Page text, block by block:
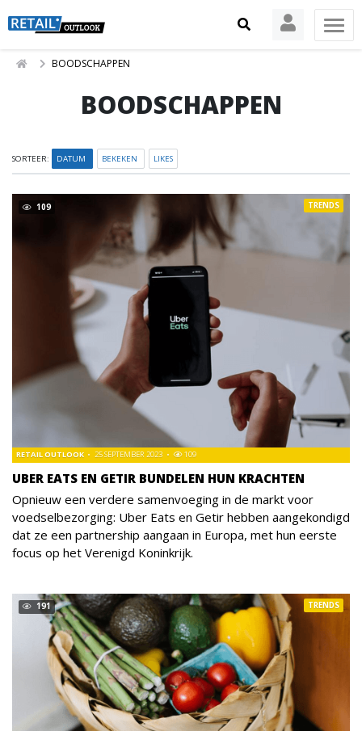
BOODSCHAPPEN
BOODSCHAPPEN
SORTEER: DATUM BEKEKEN LIKES
109
UBER EATS EN GETIR BUNDELEN HUN KRACHTEN
RETAIL OUTLOOK 25 SEPTEMBER 2023 109
TRENDS
Opnieuw een verdere samenvoeging in de markt voor
voedselbezorging: Uber Eats en Getir hebben aangekondigd
dat ze een partnership aangaan in Europa, met hun eerste
focus op het Verenigd Koninkrijk.
191 TRENDS